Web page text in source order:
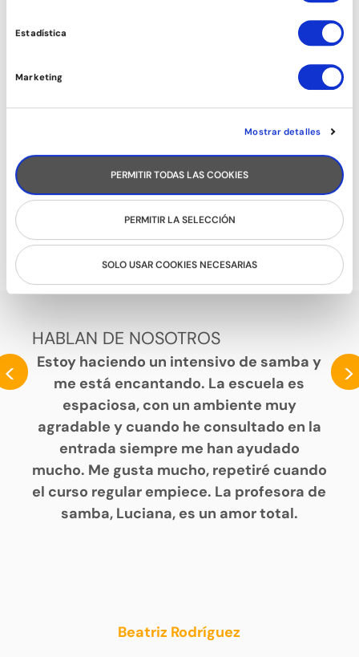
Estadística
Marketing
Mostrar detalles
PERMITIR TODAS LAS COOKIES
PERMITIR LA SELECCIÓN
SOLO USAR COOKIES NECESARIAS
COMERCIAL DANCE
HABLAN DE NOSOTROS
<
Estoy haciendo un intensivo de samba y
me está encantando. La escuela es
espaciosa, con un ambiente muy
agradable y cuando he consultado en la
entrada siempre me han ayudado
mucho. Me gusta mucho, repetiré cuando
el curso regular empiece. La profesora de
samba, Luciana, es un amor total.
Beatriz Rodríguez
>